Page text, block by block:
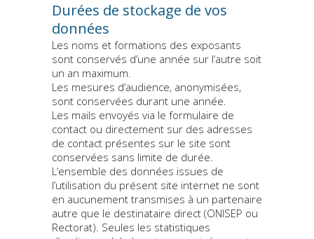
Durées de stockage de vos
données
Les noms et formations des exposants
sont conservés d’une année sur l’autre soit
un an maximum.
Les mesures d’audience, anonymisées,
sont conservées durant une année.
Les mails envoyés via le formulaire de
contact ou directement sur des adresses
de contact présentes sur le site sont
conservées sans limite de durée.
L’ensemble des données issues de
l’utilisation du présent site internet ne sont
en aucunement transmises à un partenaire
autre que le destinataire direct (ONISEP ou
Rectorat). Seules les statistiques